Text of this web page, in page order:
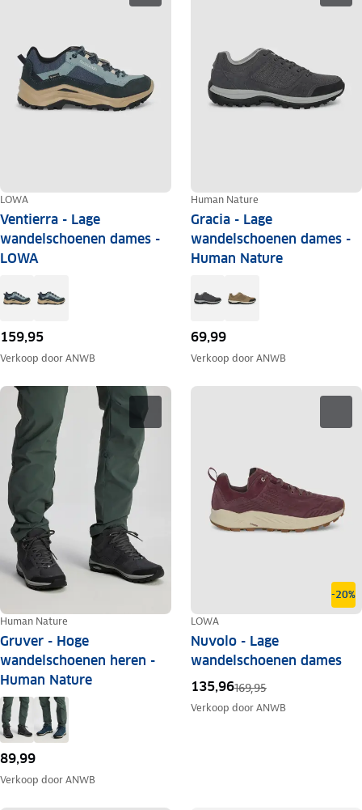
LOWA
Ventierra - Lage
wandelschoenen dames -
LOWA
159,95
Verkoop doorANWB
Human Nature
Gracia - Lage
wandelschoenen dames -
Human Nature
69,99
Verkoop doorANWB
Human Nature
Gruver - Hoge
wandelschoenen heren -
Human Nature
89,99
Verkoop doorANWB
-20%
LOWA
Nuvolo - Lage
wandelschoenen dames
135,96169,95
Verkoop doorANWB